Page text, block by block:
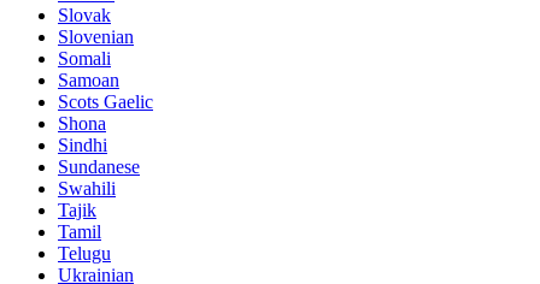
Slovak
Slovenian
Somali
Samoan
Scots Gaelic
Shona
Sindhi
Sundanese
Swahili
Tajik
Tamil
Telugu
Ukrainian